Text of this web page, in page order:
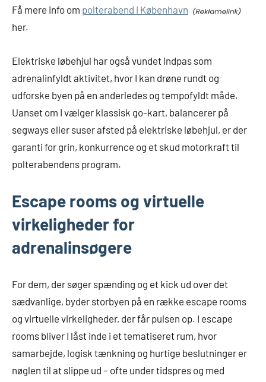
Få mere info om polterabend i København
her.
Elektriske løbehjul har også vundet indpas som
adrenalinfyldt aktivitet, hvor I kan drøne rundt og
udforske byen på en anderledes og tempofyldt måde.
Uanset om I vælger klassisk go-kart, balancerer på
segways eller suser afsted på elektriske løbehjul, er der
garanti for grin, konkurrence og et skud motorkraft til
polterabendens program.
Escape rooms og virtuelle
virkeligheder for
adrenalinsøgere
For dem, der søger spænding og et kick ud over det
sædvanlige, byder storbyen på en række escape rooms
og virtuelle virkeligheder, der får pulsen op. I escape
rooms bliver I låst inde i et tematiseret rum, hvor
samarbejde, logisk tænkning og hurtige beslutninger er
nøglen til at slippe ud – ofte under tidspres og med